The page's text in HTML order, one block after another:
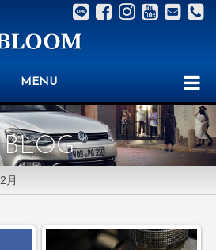
MENU
BLOG
2月